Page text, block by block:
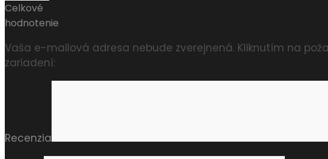
Celkové
hodnotenie
Vaša e-mailová adresa nebude zverejnená. Kliknutím na
zariadení:
Recenzia